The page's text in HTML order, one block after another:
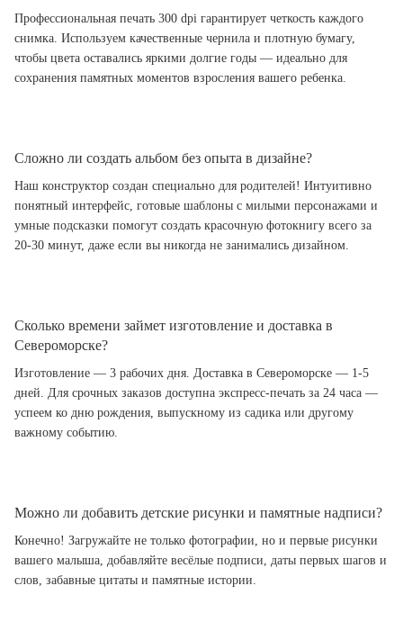
Профессиональная печать 300 dpi гарантирует четкость каждого
снимка. Используем качественные чернила и плотную бумагу,
чтобы цвета оставались яркими долгие годы — идеально для
сохранения памятных моментов взросления вашего ребенка.
Сложно ли создать альбом без опыта в дизайне?
Наш конструктор создан специально для родителей! Интуитивно
понятный интерфейс, готовые шаблоны с милыми персонажами и
умные подсказки помогут создать красочную фотокнигу всего за
20-30 минут, даже если вы никогда не занимались дизайном.
Сколько времени займет изготовление и доставка в
Североморске?
Изготовление — 3 рабочих дня. Доставка в Североморске — 1-5
дней. Для срочных заказов доступна экспресс-печать за 24 часа —
успеем ко дню рождения, выпускному из садика или другому
важному событию.
Можно ли добавить детские рисунки и памятные надписи?
Конечно! Загружайте не только фотографии, но и первые рисунки
вашего малыша, добавляйте весёлые подписи, даты первых шагов и
слов, забавные цитаты и памятные истории.